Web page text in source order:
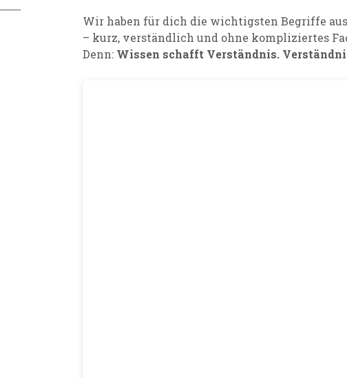
Wir haben für dich die wichtigsten Begriffe
– kurz, verständlich und ohne kompliziertes
Denn: Wissen schafft Verständnis.